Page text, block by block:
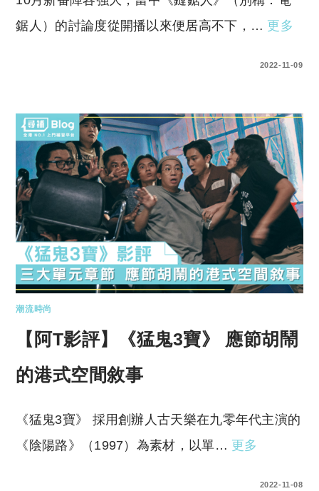
鋸人）的討論度從開播以來便居高不下，… 更多
2022-11-09
潮流時尚
【阿T影評】《猛鬼3寶》 應節胡鬧
的港式空間敘事
《猛鬼3寶》 採用創辦人古天樂在九零年代主演的
《陰陽路》（1997）為素材，以單… 更多
2022-11-08